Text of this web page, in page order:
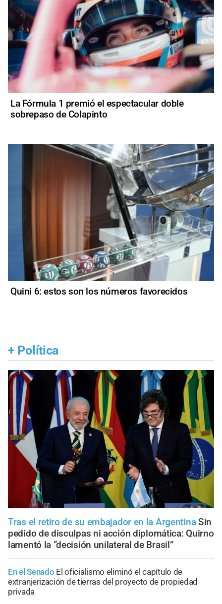
La Fórmula 1 premió el espectacular doble
sobrepaso de Colapinto
Quini 6: estos son los números favorecidos
+ Política
Tras el retiro de su embajador en la Argentina Sin
pedido de disculpas ni acción diplomática: Quirno
lamentó la “decisión unilateral de Brasil”
En el Senado El oficialismo eliminó el capítulo de
extranjerización de tierras del proyecto de propiedad
privada